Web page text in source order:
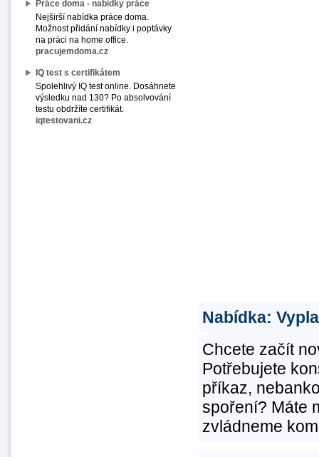
Práce doma - nabídky práce
Nejširší nabídka práce doma.
Možnost přidání nabídky i poptávky
na práci na home office.
pracujemdoma.cz
IQ test s certifikátem
Spolehlivý IQ test online. Dosáhnete
výsledku nad 130? Po absolvování
testu obdržíte certifikát.
iqtestovani.cz
Nabídka:
Chcete začít
Potřebujete
příkaz,
spoření? Máte
zvládneme